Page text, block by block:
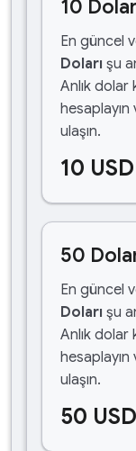
10
En güncel
Doları şu
Anlık dolar
ulaşın.
10
50
En güncel
Doları şu
Anlık dolar
ulaşın.
50